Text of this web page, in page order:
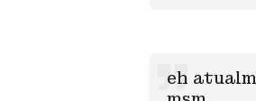
eh